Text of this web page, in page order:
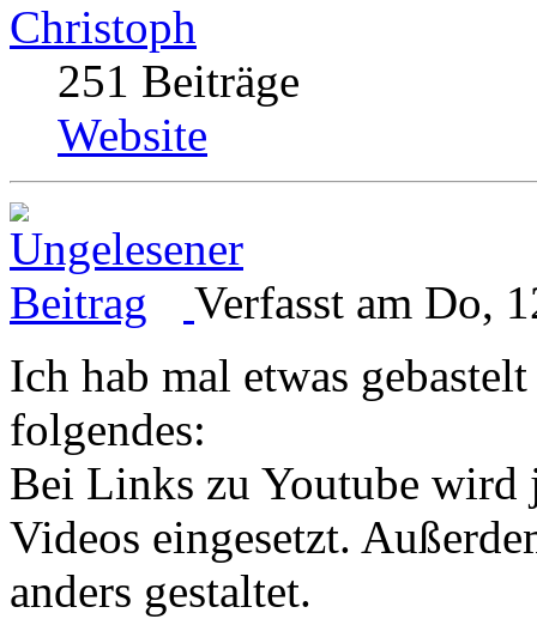
Christoph
251 Beiträge
Website
Verfasst am Do,
Ich hab mal etwas
folgendes:
Bei Links zu Youtube wird
Videos eingesetzt.
anders gestaltet.